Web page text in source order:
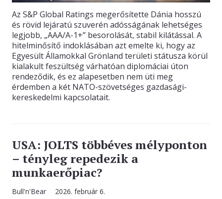
Az S&P Global Ratings megerősítette Dánia hosszú
és rövid lejáratú szuverén adósságának lehetséges
legjobb, „AAA/A-1+” besorolását, stabil kilátással. A
hitelminősítő indoklásában azt emelte ki, hogy az
Egyesült Államokkal Grönland területi státusza körül
kialakult feszültség várhatóan diplomáciai úton
rendeződik, és ez alapesetben nem üti meg
érdemben a két NATO-szövetséges gazdasági-
kereskedelmi kapcsolatait.
USA: JOLTS többéves mélyponton
– tényleg repedezik a
munkaerőpiac?
Bull'n'Bear 2026. február 6.